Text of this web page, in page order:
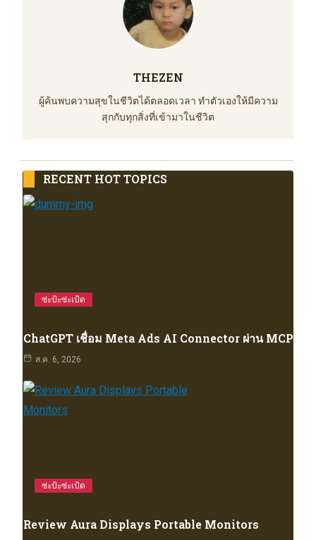
THEZEN
ผู้ค้นพบความสุขในชีวิตได้ตลอดเวลา ทำตัวเองให้มีความ
สุกกับทุกสิ่งที่เข้ามาในชีวิต
RECENT HOT TOPICS
ซ่ะป้ะซ่ะเป้ด
ChatGPT เชื่อม Meta Ads AI Connector ผ่าน MCP
ส.ค. 6, 2026
ซ่ะป้ะซ่ะเป้ด
Review Aura Displays Portable Monitors